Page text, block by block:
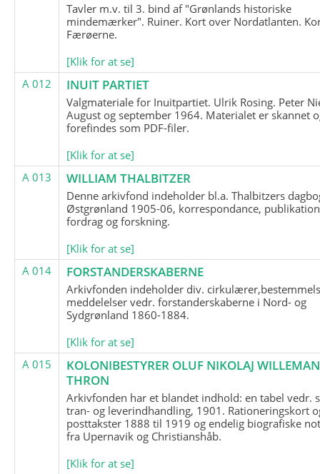
Tavler m.v. til 3. bind af "Grønlands historiske
mindemærker". Ruiner. Kort over Nordatlanten.
Færøerne.
[Klik for at se]
A 012
INUIT PARTIET
Valgmateriale for Inuitpartiet. Ulrik Rosing. Peter
August og september 1964. Materialet er skannet
forefindes som PDF-filer.
[Klik for at se]
A 013
WILLIAM THALBITZER
Denne arkivfond indeholder bl.a. Thalbitzers
Østgrønland 1905-06, korrespondance,
fordrag og forskning.
[Klik for at se]
A 014
FORSTANDERSKABERNE
Arkivfonden indeholder div.
meddelelser vedr. forstanderskaberne i Nord- og
Sydgrønland 1860-1884.
[Klik for at se]
A 015
KOLONIBESTYRER OLUF NIKOLAJ
THRON
Arkivfonden har et blandet indhold: en tabel vedr.
tran- og leverindhandling, 1901. Rationeringskort
posttakster 1888 til 1919 og endelig biografiske
fra Upernavik og Christianshåb.
[Klik for at se]